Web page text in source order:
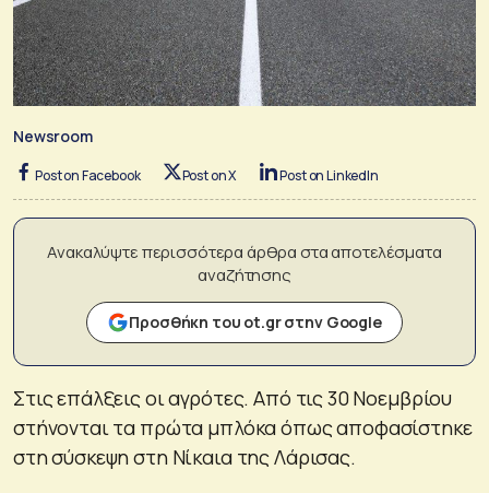
Newsroom
Post on Facebook Post on X Post on LinkedIn
Ανακαλύψτε περισσότερα άρθρα στα αποτελέσματα
αναζήτησης
Προσθήκη του ot.gr στην Google
Στις επάλξεις οι αγρότες. Από τις 30 Νοεμβρίου
στήνονται τα πρώτα μπλόκα όπως αποφασίστηκε
στη σύσκεψη στη Νίκαια της Λάρισας.